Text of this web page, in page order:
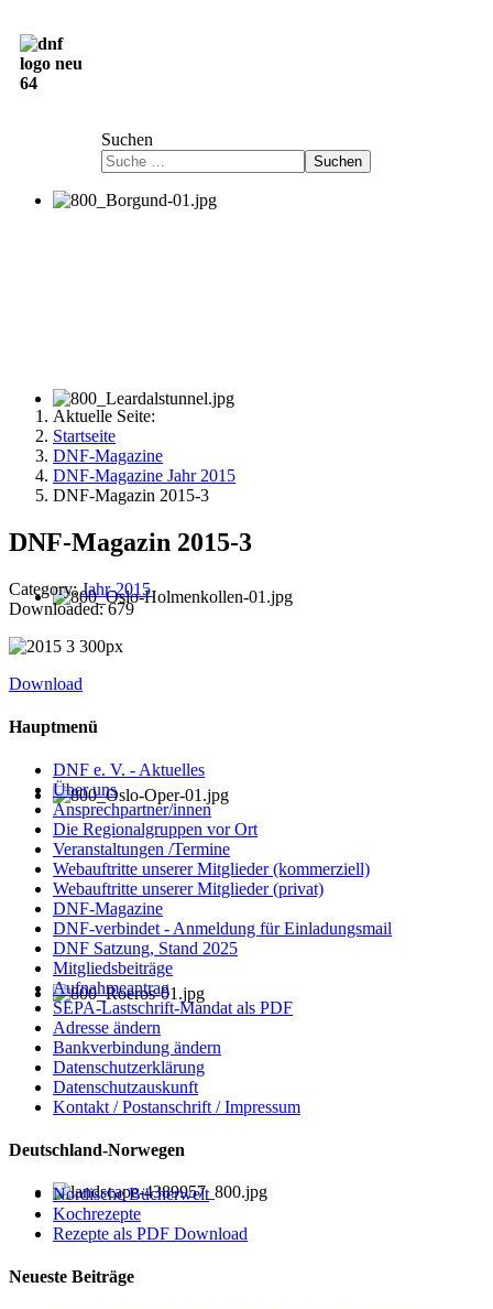
Suchen
Suchen
Aktuelle Seite:
Startseite
DNF-Magazine
DNF-Magazine Jahr 2015
DNF-Magazin 2015-3
DNF-Magazin 2015-3
Category:Jahr-2015
Downloaded: 679
Download
Hauptmenü
DNF e. V. - Aktuelles
Über uns
Ansprechpartner/innen
Die Regionalgruppen vor Ort
Veranstaltungen /Termine
Webauftritte unserer Mitglieder (kommerziell)
Webauftritte unserer Mitglieder (privat)
DNF-Magazine
DNF-verbindet - Anmeldung für Einladungsmail
DNF Satzung, Stand 2025
Mitgliedsbeiträge
Aufnahmeantrag
SEPA-Lastschrift-Mandat als PDF
Adresse ändern
Bankverbindung ändern
Datenschutzerklärung
Datenschutzauskunft
Kontakt / Postanschrift / Impressum
Deutschland-Norwegen
Nordische Bücherwelt
Kochrezepte
Rezepte als PDF Download
Neueste Beiträge